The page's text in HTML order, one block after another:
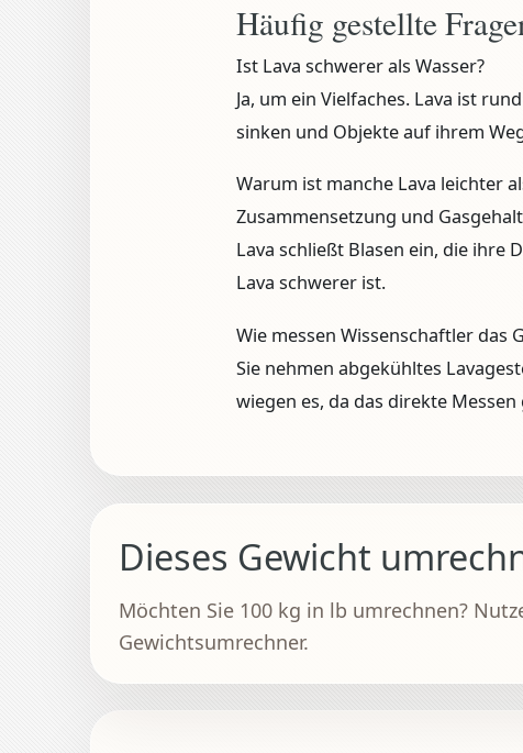
Häufig gestellte
Ist Lava schwerer als Wasser?
Ja, um ein Vielfaches. Lava ist
sinken und Objekte auf ihrem
Warum ist manche Lava leichter
Zusammensetzung und
Lava schließt Blasen ein, die ihre
Lava schwerer ist.
Wie messen Wissenschaftler das
Sie nehmen abgekühltes
wiegen es, da das direkte
Dieses Gewicht
Möchten Sie 100 kg in lb umrechnen?
Gewichtsumrechner.